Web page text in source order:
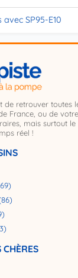
SP95-E10
de retrouver toutes
France, ou de
mais surtout le
réel !